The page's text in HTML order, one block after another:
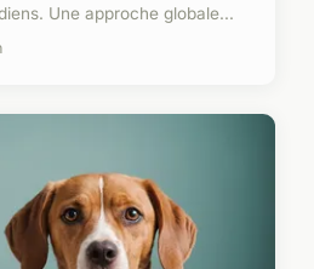
Une approche globale...